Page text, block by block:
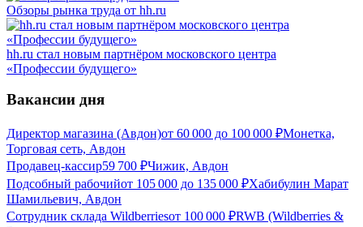
Обзоры рынка труда от hh.ru
hh.ru стал новым партнёром московского центра
«Профессии будущего»
Вакансии дня
Директор магазина (Авдон)от 60 000 до 100 000 ₽Монетка,
Торговая сеть, Авдон
Продавец-кассир59 700 ₽Чижик, Авдон
Подсобный рабочийот 105 000 до 135 000 ₽Хабибулин Марат
Шамильевич, Авдон
Сотрудник склада Wildberriesот 100 000 ₽RWB (Wildberries &